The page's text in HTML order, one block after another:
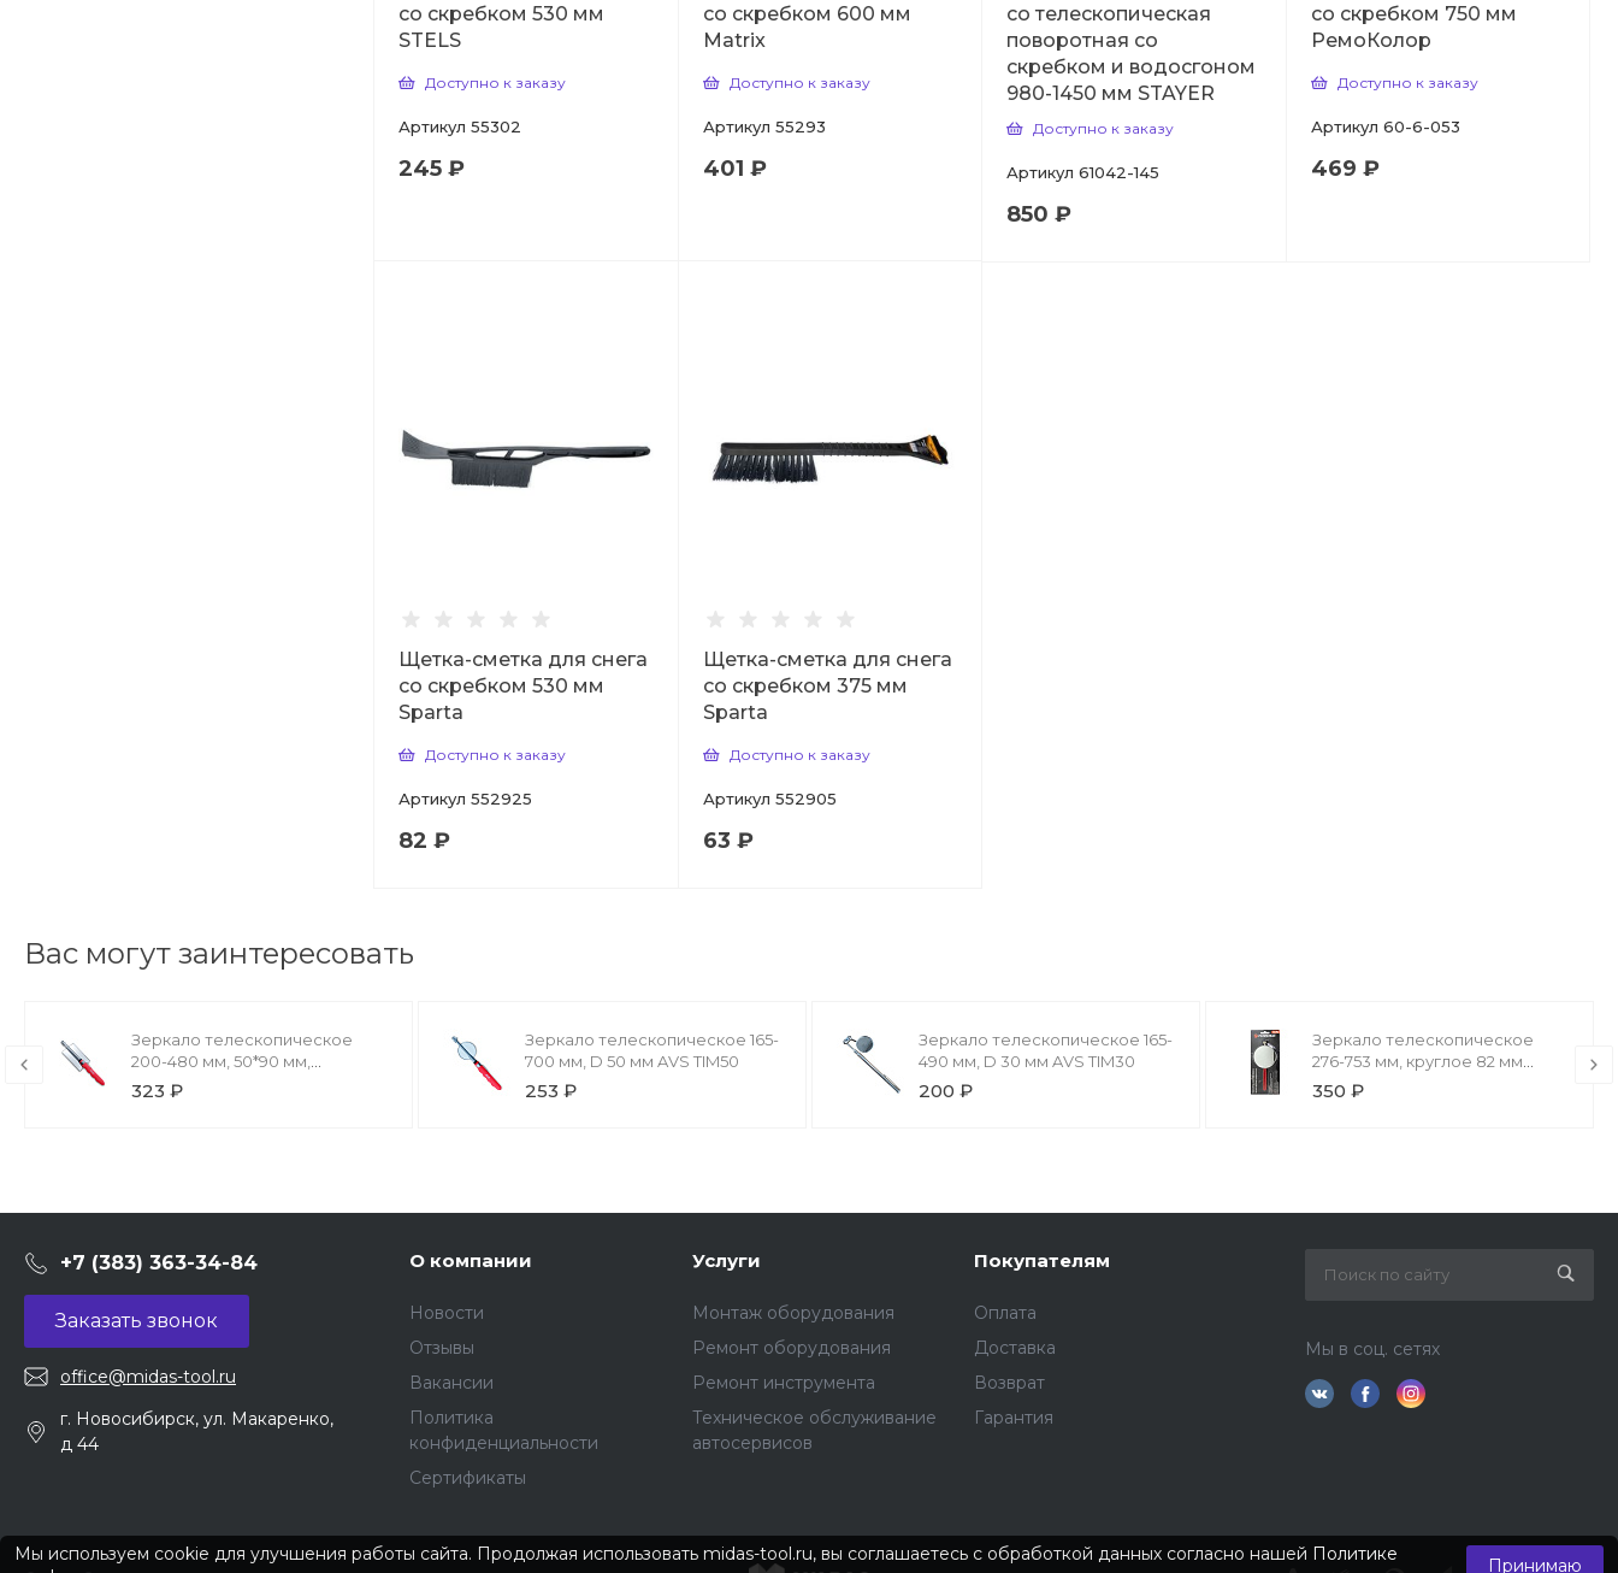
со скребком 530 мм
STELS
Доступно к заказу
Артикул 55302
245 ₽
со скребком 600 мм
Matrix
Доступно к заказу
Артикул 55293
401 ₽
со телескопическая
поворотная со
скребком и водосгоном
980-1450 мм STAYER
Доступно к заказу
Артикул 61042-145
850 ₽
со скребком 750 мм
РемоКолор
Доступно к заказу
Артикул 60-6-053
469 ₽
Щетка-сметка для снега
со скребком 530 мм
Sparta
Доступно к заказу
Артикул 552925
82 ₽
Щетка-сметка для снега
со скребком 375 мм
Sparta
Доступно к заказу
Артикул 552905
63 ₽
Вас могут заинтересовать
Зеркало телескопическое
200-480 мм, 50*90 мм,
прямоугольное AVS TIM58
323 ₽
Зеркало телескопическое 165-
700 мм, D 50 мм AVS TIM50
253 ₽
Зеркало телескопическое 165-
490 мм, D 30 мм AVS TIM30
200 ₽
Зеркало телескопическое
276-753 мм, круглое 82 мм
FORSAGE F-617Q
350 ₽
+7 (383) 363-34-84
Заказать звонок
office@midas-tool.ru
г. Новосибирск, ул. Макаренко,
д 44
О компании
Новости
Отзывы
Вакансии
Политика
конфиденциальности
Сертификаты
Услуги
Монтаж оборудования
Ремонт оборудования
Ремонт инструмента
Техническое обслуживание
автосервисов
Покупателям
Оплата
Доставка
Возврат
Гарантия
Мы в соц. сетях
Мы используем cookie для улучшения работы сайта. Продолжая использовать midas-tool.ru, вы соглашаетесь с обработкой данных согласно нашей Политике
Принимаю